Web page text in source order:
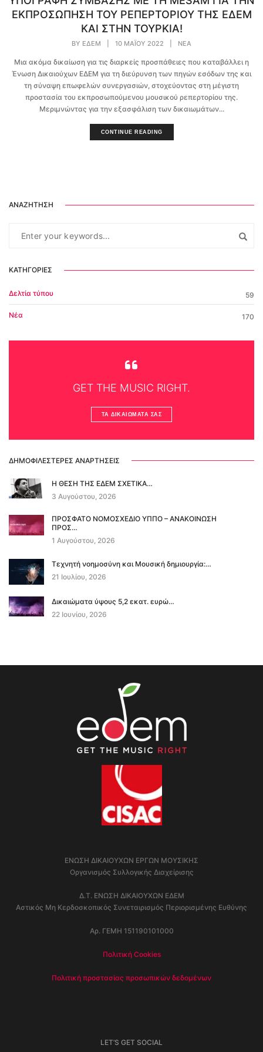
ΕΚΠΡΟΣΩΠΗΣΗ ΤΟΥ ΡΕΠΕΡΤΟΡΙΟΥ ΤΗΣ ΕΔΕΜ
ΚΑΙ ΣΤΗΝ ΤΟΥΡΚΙΑ!
BY EΔEM 10 ΜΑΪ́ΟΥ 2022 ΝΈΑ
Μια ακόμα δικαίωση για τις διαρκείς προσπάθειες που καταβάλλει η
Ένωση Δικαιούχων ΕΔΕΜ για τη διεύρυνση των πηγών εσόδων της και
τη σύναψη επωφελών συνεργασιών, στοχεύοντας στη μέγιστη
προστασία του εκπροσωπούμενου μουσικού ρεπερτορίου της.
Μεριμνώντας για την εξασφάλιση των δικαιωμάτων...
CONTINUE READING
ΑΝΑΖΉΤΗΣΗ
ΚΑΤΗΓΟΡΊΕΣ
Δελτία τύπου 59
Νέα 170
GET THE MUSIC RIGHT.
ΤΑ ΔΙΚΑΙΏΜΑΤΆ ΣΑΣ
ΔΗΜΟΦΙΛΈΣΤΕΡΕΣ ΑΝΑΡΤΉΣΕΙΣ
Η ΘΕΣΗ ΤΗΣ ΕΔΕΜ ΣΧΕΤΙΚΑ…
3 Αυγούστου, 2026
ΠΡΟΣΦΑΤΟ ΝΟΜΟΣΧΕΔΙΟ ΥΠΠΟ – ΑΝΑΚΟΙΝΩΣΗ
ΠΡΟΣ…
1 Αυγούστου, 2026
Τεχνητή νοημοσύνη και Μουσική δημιουργία:…
21 Ιουλίου, 2026
Δικαιώματα ύψους 5,2 εκατ. ευρώ…
22 Ιουνίου, 2026
ΕΝΩΣΗ ΔΙΚΑΙΟΥΧΩΝ ΕΡΓΩΝ ΜΟΥΣΙΚΗΣ
Οργανισμός Συλλογικής Διαχείρισης
Δ.Τ. ΕΝΩΣΗ ΔΙΚΑΙΟΥΧΩΝ ΕΔΕΜ
Αστικός Μη Κερδοσκοπικός Συνεταιρισμός Περιορισμένης Ευθύνης
Αρ. ΓΕΜΗ 151190101000
Πολιτική Cookies
Πολιτική προστασίας προσωπικών δεδομένων
LET’S GET SOCIAL